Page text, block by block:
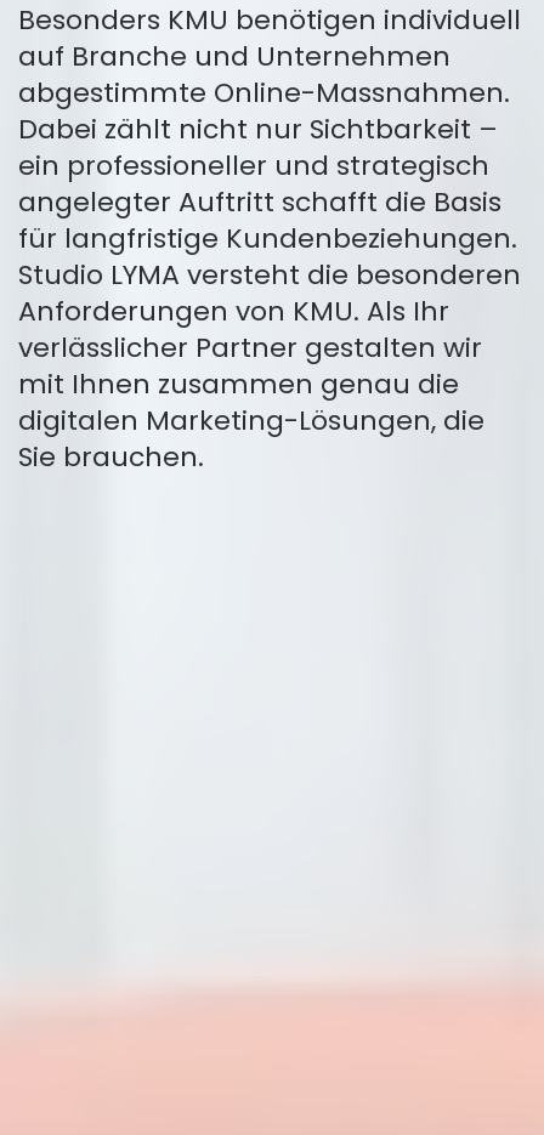
Besonders KMU benötigen individuell
auf Branche und Unternehmen
abgestimmte Online-Massnahmen.
Dabei zählt nicht nur Sichtbarkeit –
ein professioneller und strategisch
angelegter Auftritt schafft die Basis
für langfristige Kundenbeziehungen.
Studio LYMA versteht die besonderen
Anforderungen von KMU. Als Ihr
verlässlicher Partner gestalten wir
mit Ihnen zusammen genau die
digitalen Marketing-Lösungen, die
Sie brauchen.